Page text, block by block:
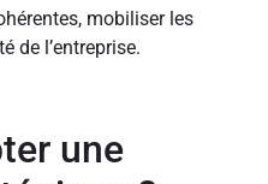
mobiliser les
de l’entreprise.
une